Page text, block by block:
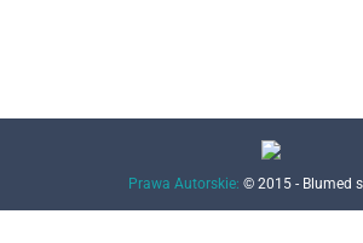
Prawa Autorskie: © 2015 - Blumed